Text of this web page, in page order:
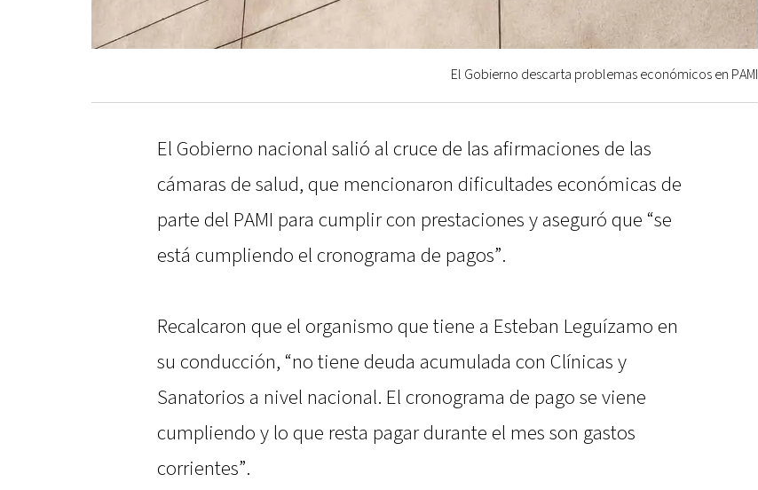
El Gobierno descarta problemas económicos en PAMI
El Gobierno nacional salió al cruce de las afirmaciones de las
cámaras de salud, que mencionaron dificultades económicas de
parte del PAMI para cumplir con prestaciones y aseguró que “se
está cumpliendo el cronograma de pagos”.
Recalcaron que el organismo que tiene a Esteban Leguízamo en
su conducción, “no tiene deuda acumulada con Clínicas y
Sanatorios a nivel nacional. El cronograma de pago se viene
cumpliendo y lo que resta pagar durante el mes son gastos
corrientes”.